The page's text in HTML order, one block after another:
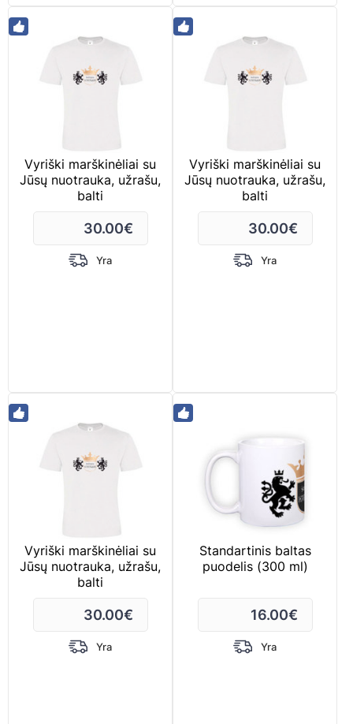
Vyriški marškinėliai su
Jūsų nuotrauka, užrašu,
balti
30.00€
Yra
Vyriški marškinėliai su
Jūsų nuotrauka, užrašu,
balti
30.00€
Yra
Vyriški marškinėliai su
Jūsų nuotrauka, užrašu,
balti
30.00€
Yra
Standartinis baltas
puodelis (300 ml)
16.00€
Yra